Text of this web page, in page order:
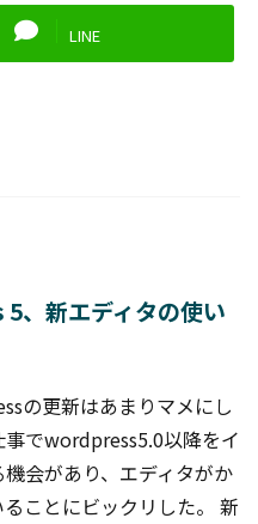
LINE
、新エディタの使い
の更新はあまりマメにし
事でwordpress5.0以降をイ
会があり、エディタがか
ことにビックリした。 新